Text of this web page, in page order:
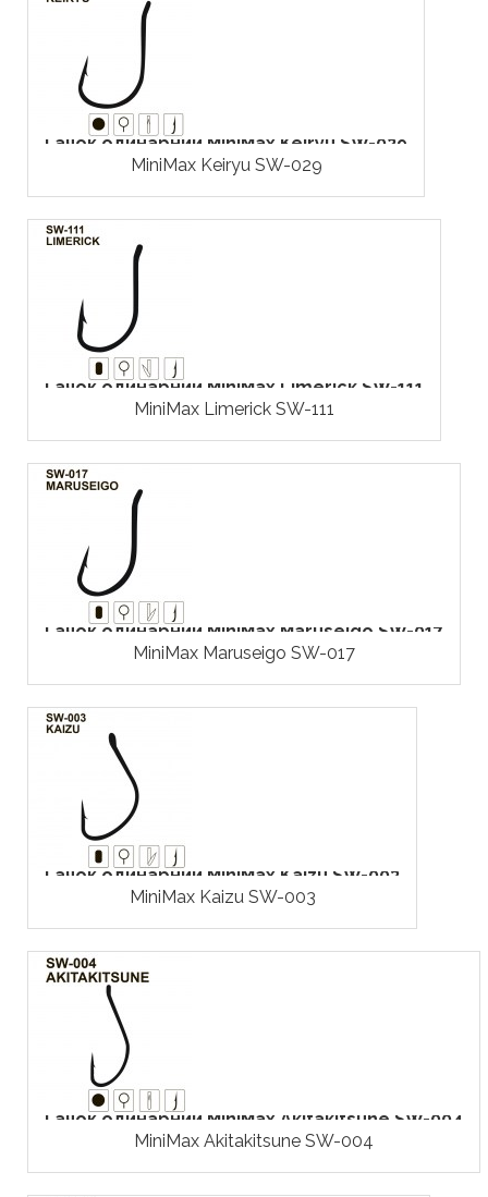
Гачок одинарний MiniMax Keiryu SW-029
MiniMax Keiryu SW-029
Гачок одинарний MiniMax Limerick SW-111
MiniMax Limerick SW-111
Гачок одинарний MiniMax Maruseigo SW-017
MiniMax Maruseigo SW-017
Гачок одинарний MiniMax Kaizu SW-003
MiniMax Kaizu SW-003
Гачок одинарний MiniMax Akitakitsune SW-004
MiniMax Akitakitsune SW-004